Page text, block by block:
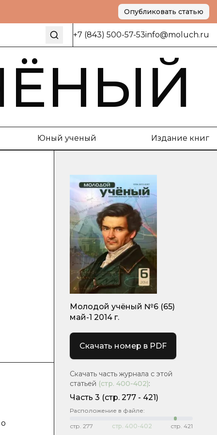
Опубликовать статью
+7 (843) 500-57-53info@moluch.ru
Юный ученый Издание книг
Молодой учёный №6 (65)
май-1 2014 г.
Скачать номер в PDF
Скачать часть журнала с этой
статьей (стр. 400-402):
Часть 3 (cтр. 277 - 421)
Расположение в файле:
стр. 277 стр. 400-402 стр. 421